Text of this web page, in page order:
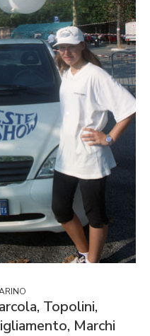
Topolini,
Marchi